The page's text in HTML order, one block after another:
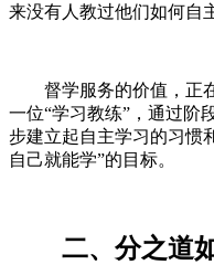
来没有人教过他们如何自
督学服务的价值，正
一位“学习教练”，通过阶
步建立起自主学习的习惯
自己就能学”的目标。
二、分之道